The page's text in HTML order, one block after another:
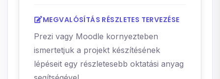
MEGVALÓSÍTÁS RÉSZLETES TERVEZÉSE
Prezi vagy Moodle kornyezteben
ismertetjuk a projekt készítésének
lépéseit egy részletesebb oktatási anyag